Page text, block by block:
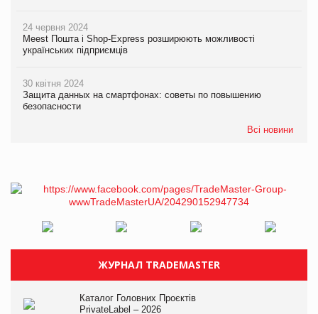
24 червня 2024
Meest Пошта і Shop-Express розширюють можливості
українських підприємців
30 квітня 2024
Защита данных на смартфонах: советы по повышению
безопасности
Всі новини
ЖУРНАЛ TRADEMASTER
Каталог Головних Проєктів
PrivateLabel – 2026